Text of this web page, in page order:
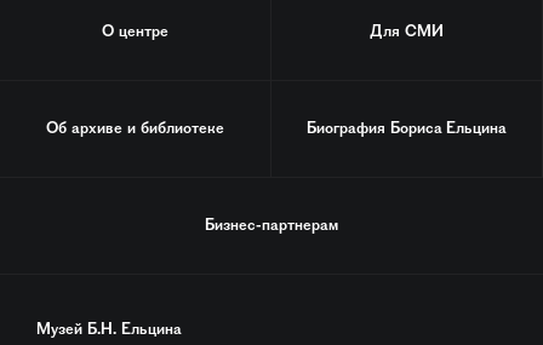
О центре Для СМИ
Об архиве и библиотеке Биография Бориса Ельцина
Бизнес-партнерам
Музей Б.Н. Ельцина